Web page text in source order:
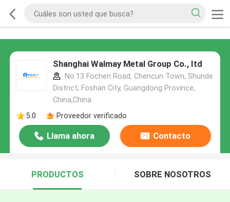
Shanghai Walmay Metal Group Co., Itd
No.13 Fochen Road, Chencun Town, Shunde
District, Foshan City, Guangdong Province,
China,China
5.0
Proveedor verificado
Llama ahora Contacto
PRODUCTOS SOBRE NOSOTROS